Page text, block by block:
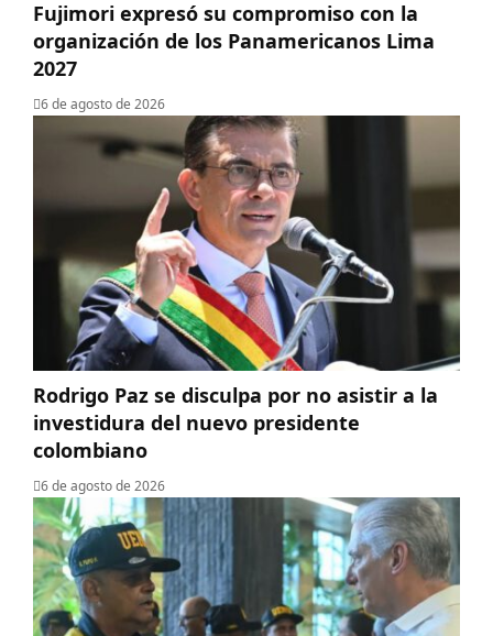
Fujimori expresó su compromiso con la
organización de los Panamericanos Lima
2027
6 de agosto de 2026
Rodrigo Paz se disculpa por no asistir a la
investidura del nuevo presidente
colombiano
6 de agosto de 2026